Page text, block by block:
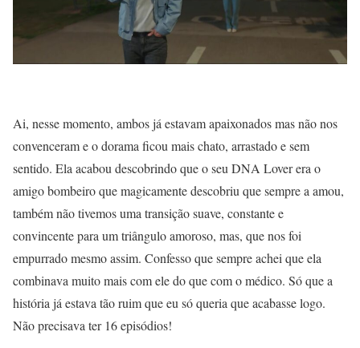
Ai, nesse momento, ambos já estavam apaixonados mas não nos
convenceram e o dorama ficou mais chato, arrastado e sem
sentido. Ela acabou descobrindo que o seu DNA Lover era o
amigo bombeiro que magicamente descobriu que sempre a amou,
também não tivemos uma transição suave, constante e
convincente para um triângulo amoroso, mas, que nos foi
empurrado mesmo assim. Confesso que sempre achei que ela
combinava muito mais com ele do que com o médico. Só que a
história já estava tão ruim que eu só queria que acabasse logo.
Não precisava ter 16 episódios!